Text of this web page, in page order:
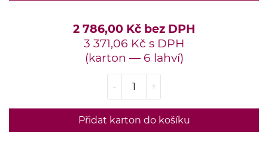
2 786,00 Kč bez DPH
3 371,06 Kč s DPH
(karton — 6 lahví)
- +
Přidat karton do košíku